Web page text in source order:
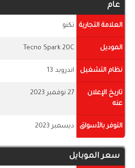
عام
العلامة التجارية تكنو
الموديل Tecno Spark 20C
نظام التشغيل اندرويد 13
تاريخ الإعلان
عنه
27 نوفمبر 2023
التوفر بالأسواق ديسمبر 2023
سعر الموبايل